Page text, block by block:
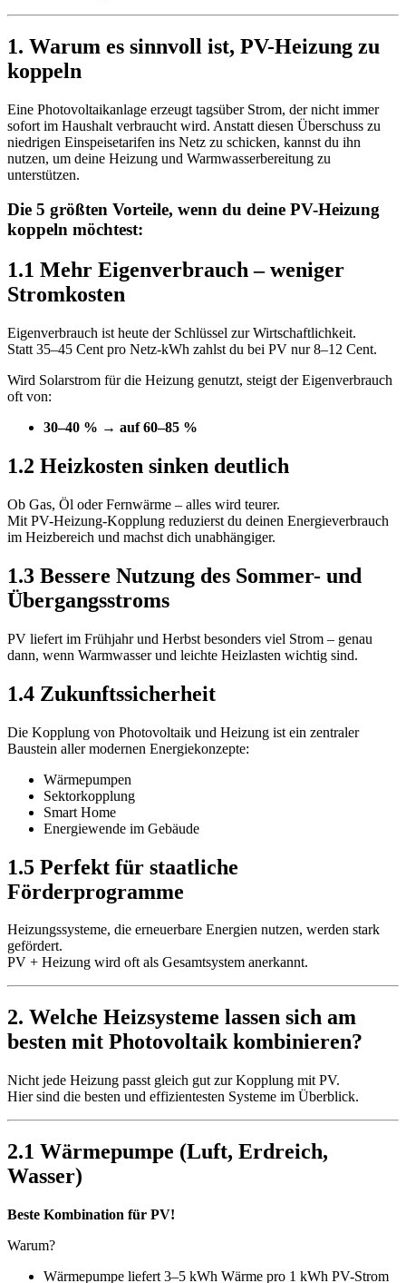
1. Warum es sinnvoll ist, PV-Heizung zu
koppeln
Eine Photovoltaikanlage erzeugt tagsüber Strom, der nicht immer
sofort im Haushalt verbraucht wird. Anstatt diesen Überschuss zu
niedrigen Einspeisetarifen ins Netz zu schicken, kannst du ihn
nutzen, um deine Heizung und Warmwasserbereitung zu
unterstützen.
Die 5 größten Vorteile, wenn du deine PV-Heizung
koppeln möchtest:
1.1 Mehr Eigenverbrauch – weniger
Stromkosten
Eigenverbrauch ist heute der Schlüssel zur Wirtschaftlichkeit.
Statt 35–45 Cent pro Netz-kWh zahlst du bei PV nur 8–12 Cent.
Wird Solarstrom für die Heizung genutzt, steigt der Eigenverbrauch
oft von:
30–40 % → auf 60–85 %
1.2 Heizkosten sinken deutlich
Ob Gas, Öl oder Fernwärme – alles wird teurer.
Mit PV-Heizung-Kopplung reduzierst du deinen Energieverbrauch
im Heizbereich und machst dich unabhängiger.
1.3 Bessere Nutzung des Sommer- und
Übergangsstroms
PV liefert im Frühjahr und Herbst besonders viel Strom – genau
dann, wenn Warmwasser und leichte Heizlasten wichtig sind.
1.4 Zukunftssicherheit
Die Kopplung von Photovoltaik und Heizung ist ein zentraler
Baustein aller modernen Energiekonzepte:
Wärmepumpen
Sektorkopplung
Smart Home
Energiewende im Gebäude
1.5 Perfekt für staatliche
Förderprogramme
Heizungssysteme, die erneuerbare Energien nutzen, werden stark
gefördert.
PV + Heizung wird oft als Gesamtsystem anerkannt.
2. Welche Heizsysteme lassen sich am
besten mit Photovoltaik kombinieren?
Nicht jede Heizung passt gleich gut zur Kopplung mit PV.
Hier sind die besten und effizientesten Systeme im Überblick.
2.1 Wärmepumpe (Luft, Erdreich,
Wasser)
Beste Kombination für PV!
Warum?
Wärmepumpe liefert 3–5 kWh Wärme pro 1 kWh PV-Strom